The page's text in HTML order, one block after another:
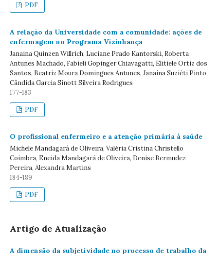
PDF
A relação da Universidade com a comunidade: ações de
enfermagem no Programa Vizinhança
Janaina Quinzen Willrich, Luciane Prado Kantorski, Roberta
Antunes Machado, Fabieli Gopinger Chiavagatti, Elitiele Ortiz dos
Santos, Beatriz Moura Domingues Antunes, Janaína Suziéti Pinto,
Cândida Garcia Sinott Silveira Rodrigues
177-183
PDF
O profissional enfermeiro e a atenção primária à saúde
Michele Mandagará de Oliveira, Valéria Cristina Christello
Coimbra, Eneida Mandagará de Oliveira, Denise Bermudez
Pereira, Alexandra Martins
184-189
PDF
Artigo de Atualização
A dimensão da subjetividade no processo de trabalho da